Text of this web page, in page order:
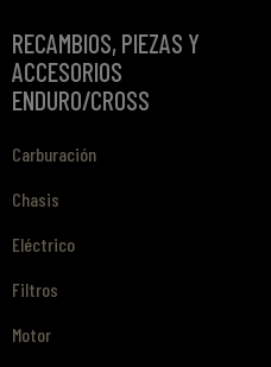
RECAMBIOS, PIEZAS Y
ACCESORIOS
ENDURO/CROSS
Carburación
Chasis
Eléctrico
Filtros
Motor